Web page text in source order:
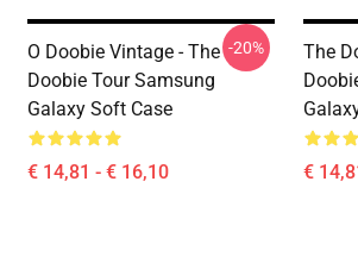
O Doobie Vintage - The
Doobie Tour Samsung
Galaxy Soft Case
€ 14,81 - € 16,10
-20%
The
€